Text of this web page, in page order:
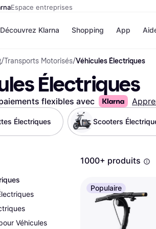
Espace entreprises
Découvrez Klarna
Options de
Toutes les options de
paiement
Payer maintenant
Paiement en 3 fois
Paiement à 30 jours
Klarna sur Apple Pay
Shopping
Magasins
Airbnb
Temu
JD Sports
Voir tous les
App
/Transports Motorisés/Véhicules Électriques
Électriques
flexibles avec
Électriques Scooters
Véhicules
1000+ produits
Populaire